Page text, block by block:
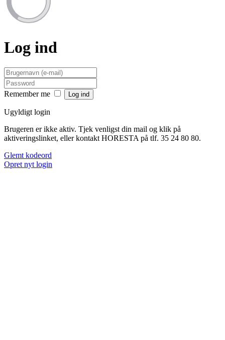
Log ind
Remember me
Ugyldigt login
Brugeren er ikke aktiv. Tjek venligst din mail og klik på
aktiveringslinket, eller kontakt HORESTA på tlf. 35 24 80 80.
Glemt kodeord
Opret nyt login